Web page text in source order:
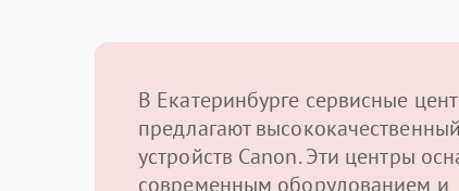
В Екатеринбурге сервисные
предлагают
устройств Canon. Эти центры
современным оборудованием и